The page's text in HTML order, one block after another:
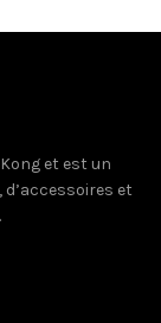
et est un
et